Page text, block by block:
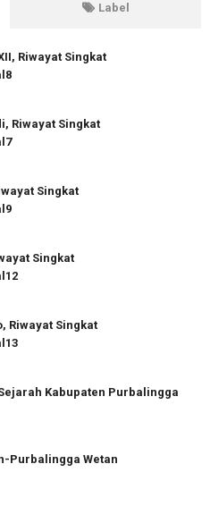
Label
Riwayat Singkat
Riwayat Singkat
Singkat
Singkat
Riwayat Singkat
Kabupaten Purbalingga
Purbalingga Wetan